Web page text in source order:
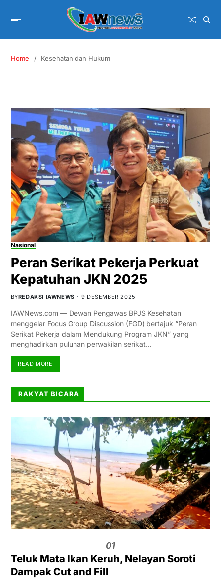
Home Kesehatan dan Hukum
Nasional
Peran Serikat Pekerja Perkuat
Kepatuhan JKN 2025
BYREDAKSI IAWNEWS 9 DESEMBER 2025
IAWNews.com — Dewan Pengawas BPJS Kesehatan
menggelar Focus Group Discussion (FGD) bertajuk “Peran
Serikat Pekerja dalam Mendukung Program JKN” yang
menghadirkan puluhan perwakilan serikat…
READ MORE
RAKYAT BICARA
01
Teluk Mata Ikan Keruh, Nelayan Soroti
Dampak Cut and Fill